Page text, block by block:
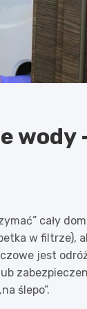
wody
cały
w filtrze),
jest
ślepo”.